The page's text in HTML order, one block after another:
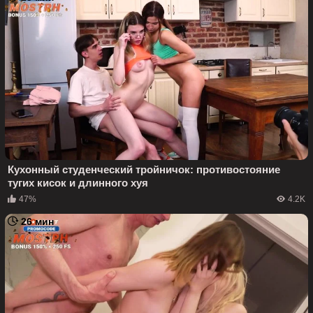
Кухонный студенческий тройничок: противостояние
тугих кисок и длинного хуя
47% 4.2K
26 мин